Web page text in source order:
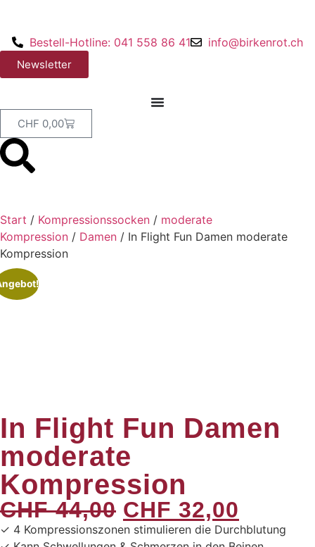
Bestell-Hotline: 041 558 86 41 info@birkenrot.ch
Newsletter
CHF 0,00
Start / Kompressionssocken / moderate
Kompression / Damen / In Flight Fun Damen moderate
Kompression
In Flight Fun Damen
moderate
Kompression
CHF44,00 CHF 32,00
✓ 4 Kompressionszonen stimulieren die Durchblutung